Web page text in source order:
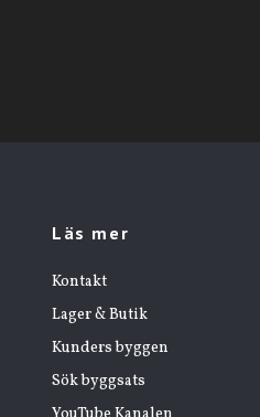
Läs mer
Kontakt
Lager & Butik
Kunders byggen
Sök byggsats